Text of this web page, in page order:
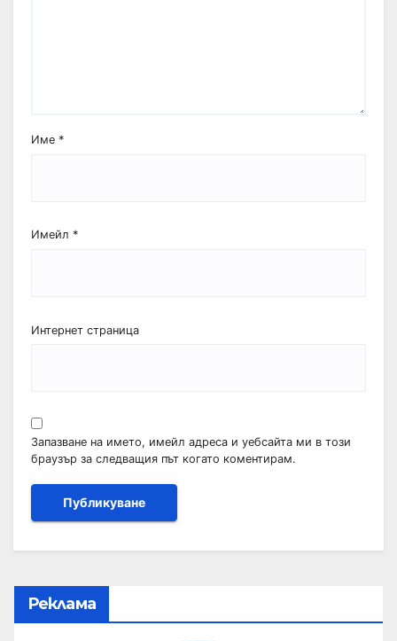
Име *
Имейл *
Интернет страница
Запазване на името, имейл адреса и уебсайта ми в този
браузър за следващия път когато коментирам.
Реклама